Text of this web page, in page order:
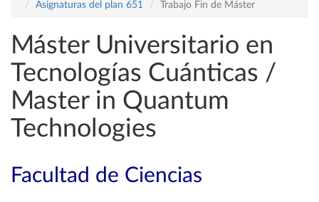
Asignaturas del plan 651
Trabajo Fin de Máster
Máster Universitario en
Tecnologías Cuánticas /
Master in Quantum
Technologies
Facultad de Ciencias